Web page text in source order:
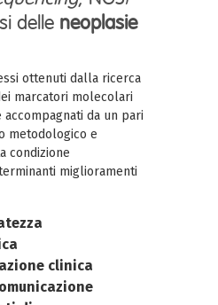
delle neoplasie
ottenuti dalla ricerca
marcatori molecolari
da un pari
metodologico e
condizione
miglioramenti
clinica